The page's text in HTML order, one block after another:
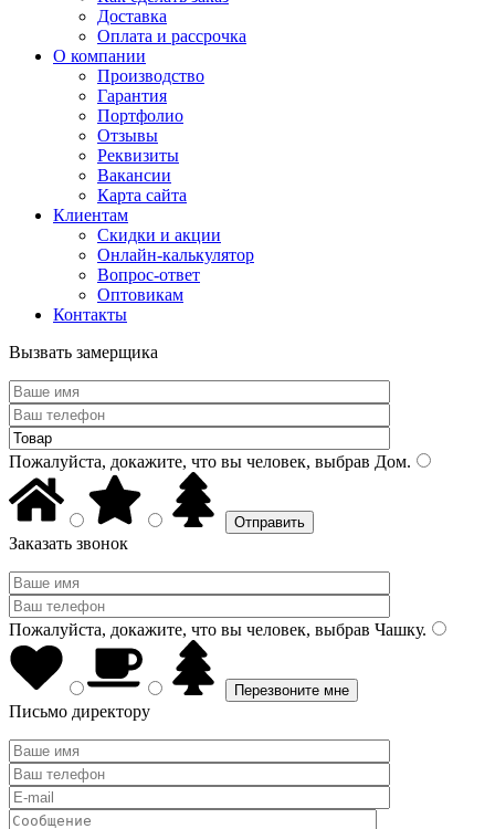
Доставка
Оплата и рассрочка
О компании
Производство
Гарантия
Портфолио
Отзывы
Реквизиты
Вакансии
Карта сайта
Клиентам
Скидки и акции
Онлайн-калькулятор
Вопрос-ответ
Оптовикам
Контакты
Вызвать замерщика
Пожалуйста, докажите, что вы человек, выбрав Дом.
Заказать звонок
Пожалуйста, докажите, что вы человек, выбрав Чашку.
Письмо директору